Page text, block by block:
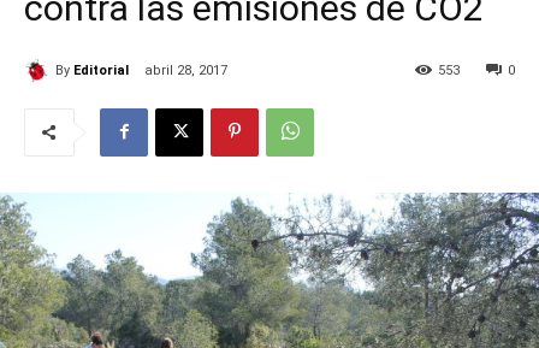
By Editorial abril 28, 2017 0
553